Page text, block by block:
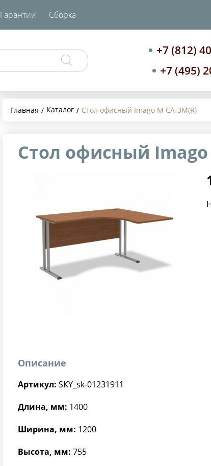
Гарантии Сборка
+7 (812)
+7 (495)
Главная Каталог Стол офисный Imago M CA-3M(R)
Стол офисный Imago
Описание
Артикул: SKY_sk-01231911
Длина, мм: 1400
Ширина, мм: 1200
Высота, мм: 755